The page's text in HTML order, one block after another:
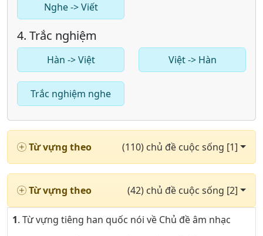
Nghe -> Viết
4. Trắc nghiệm
Hàn -> Việt Việt -> Hàn
Trắc nghiệm nghe
Từ vựng theo (110) chủ đề cuộc sống [1]
Từ vựng theo (42) chủ đề cuộc sống [2]
1. Từ vựng tiêng han quốc nói về Chủ đề âm nhạc